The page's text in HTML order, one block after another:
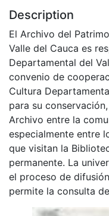
Description
El Archivo del
Valle del Cauca es
Departamental del
convenio de
Cultura
para su
Archivo entre la
especialmente entre
que visitan la
permanente. La
el proceso de
permite la consulta